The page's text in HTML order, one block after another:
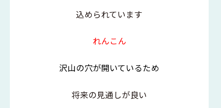
込められています
れんこん
沢山の穴が開いているため
将来の見通しが良い